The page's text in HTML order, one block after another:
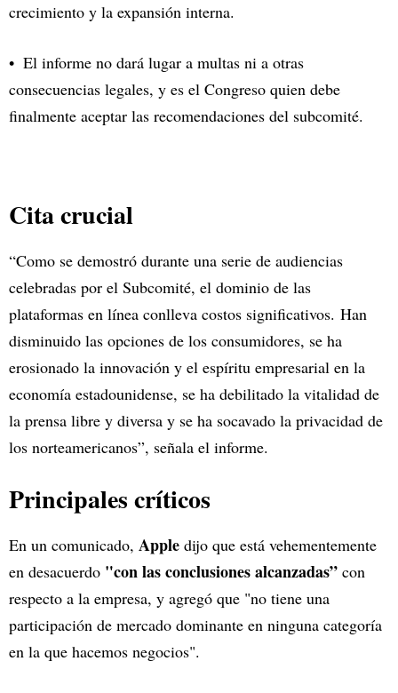
crecimiento y la expansión interna.
El informe no dará lugar a multas ni a otras
consecuencias legales, y es el Congreso quien debe
finalmente aceptar las recomendaciones del subcomité.
Cita crucial
“Como se demostró durante una serie de audiencias
celebradas por el Subcomité, el dominio de las
plataformas en línea conlleva costos significativos. Han
disminuido las opciones de los consumidores, se ha
erosionado la innovación y el espíritu empresarial en la
economía estadounidense, se ha debilitado la vitalidad de
la prensa libre y diversa y se ha socavado la privacidad de
los norteamericanos”, señala el informe.
Principales críticos
En un comunicado, Apple dijo que está vehementemente
en desacuerdo "con las conclusiones alcanzadas” con
respecto a la empresa, y agregó que "no tiene una
participación de mercado dominante en ninguna categoría
en la que hacemos negocios".